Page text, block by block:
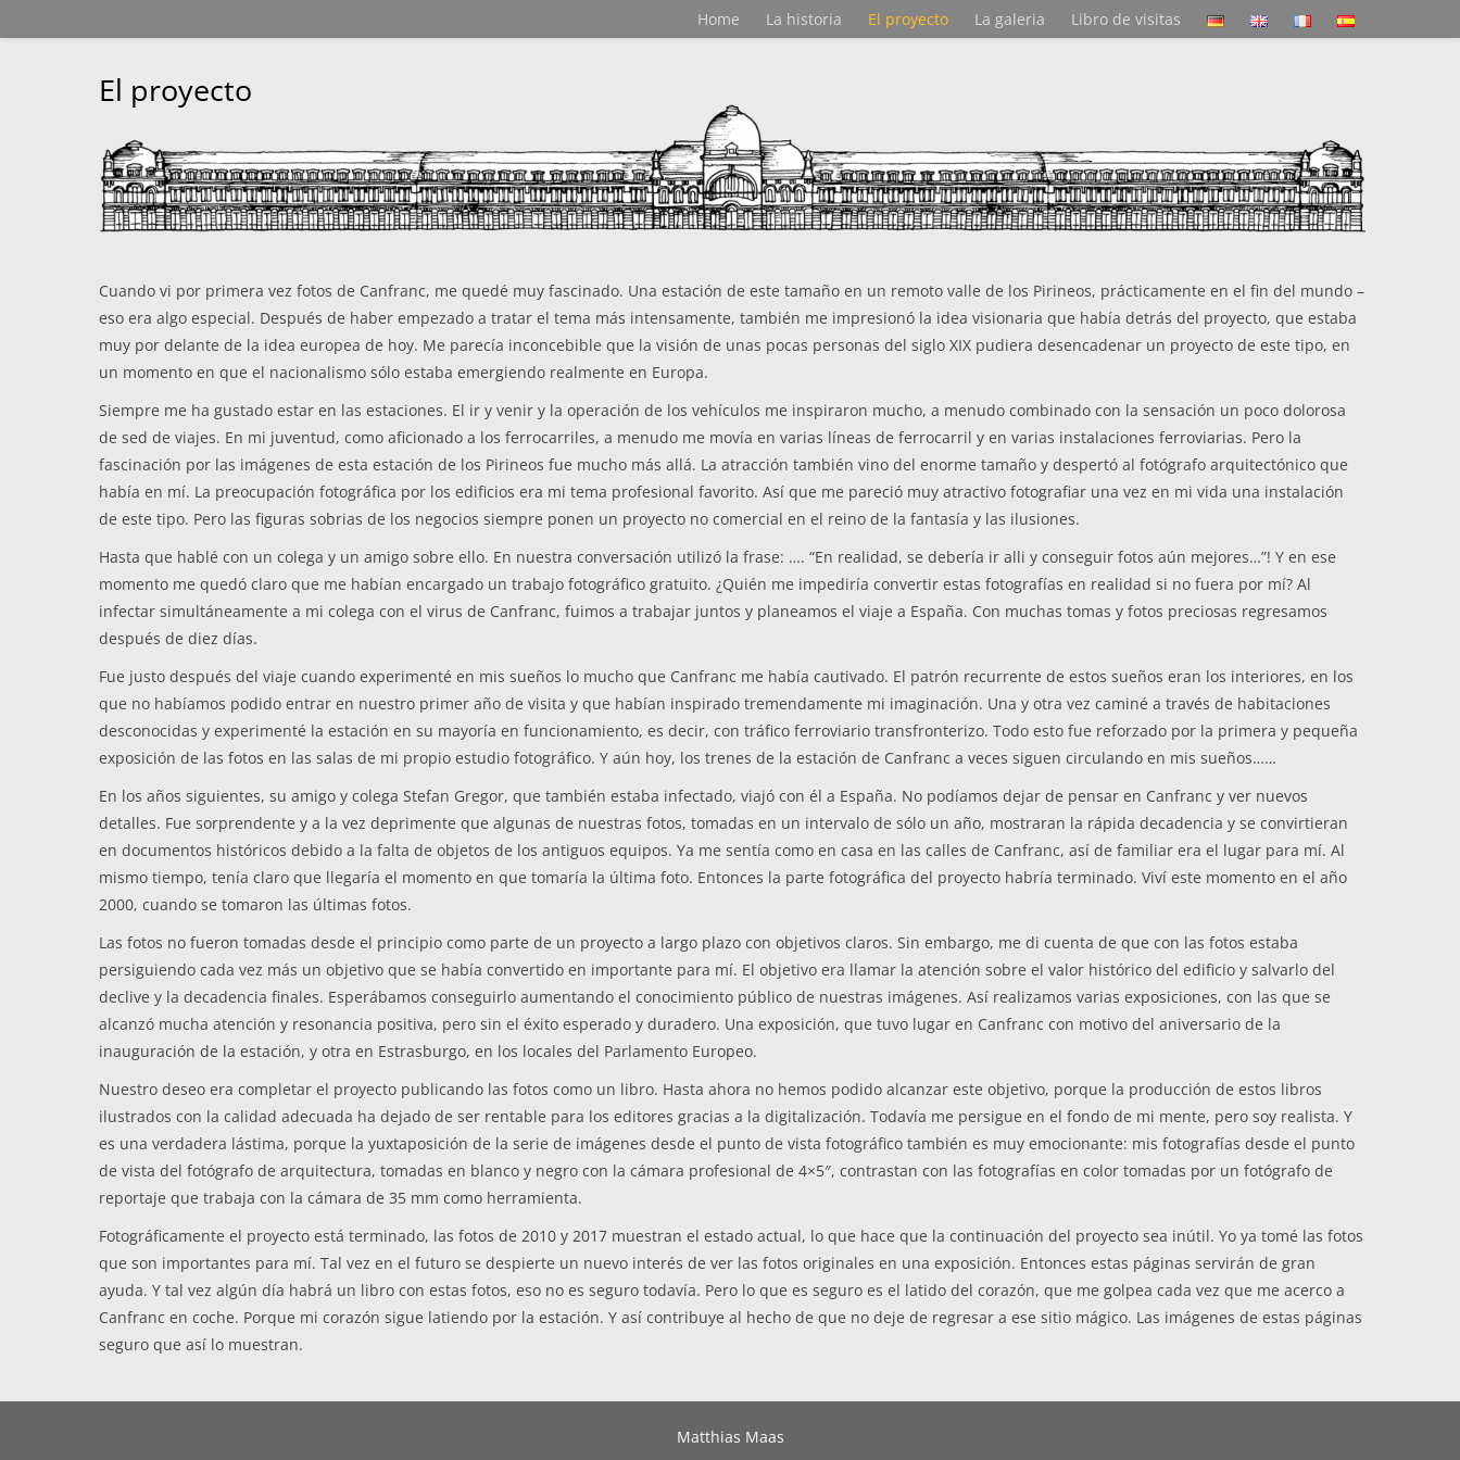
Home La historia El proyecto La galeria Libro de visitas
El proyecto
Cuando vi por primera vez fotos de Canfranc, me quedé muy fascinado. Una estación de este tamaño en un remoto valle de los Pirineos, prácticamente en el fin del mundo –
eso era algo especial. Después de haber empezado a tratar el tema más intensamente, también me impresionó la idea visionaria que había detrás del proyecto, que estaba
muy por delante de la idea europea de hoy. Me parecía inconcebible que la visión de unas pocas personas del siglo XIX pudiera desencadenar un proyecto de este tipo, en
un momento en que el nacionalismo sólo estaba emergiendo realmente en Europa.
Siempre me ha gustado estar en las estaciones. El ir y venir y la operación de los vehículos me inspiraron mucho, a menudo combinado con la sensación un poco dolorosa
de sed de viajes. En mi juventud, como aficionado a los ferrocarriles, a menudo me movía en varias líneas de ferrocarril y en varias instalaciones ferroviarias. Pero la
fascinación por las imágenes de esta estación de los Pirineos fue mucho más allá. La atracción también vino del enorme tamaño y despertó al fotógrafo arquitectónico que
había en mí. La preocupación fotográfica por los edificios era mi tema profesional favorito. Así que me pareció muy atractivo fotografiar una vez en mi vida una instalación
de este tipo. Pero las figuras sobrias de los negocios siempre ponen un proyecto no comercial en el reino de la fantasía y las ilusiones.
Hasta que hablé con un colega y un amigo sobre ello. En nuestra conversación utilizó la frase: …. “En realidad, se debería ir alli y conseguir fotos aún mejores…”! Y en ese
momento me quedó claro que me habían encargado un trabajo fotográfico gratuito. ¿Quién me impediría convertir estas fotografías en realidad si no fuera por mí? Al
infectar simultáneamente a mi colega con el virus de Canfranc, fuimos a trabajar juntos y planeamos el viaje a España. Con muchas tomas y fotos preciosas regresamos
después de diez días.
Fue justo después del viaje cuando experimenté en mis sueños lo mucho que Canfranc me había cautivado. El patrón recurrente de estos sueños eran los interiores, en los
que no habíamos podido entrar en nuestro primer año de visita y que habían inspirado tremendamente mi imaginación. Una y otra vez caminé a través de habitaciones
desconocidas y experimenté la estación en su mayoría en funcionamiento, es decir, con tráfico ferroviario transfronterizo. Todo esto fue reforzado por la primera y pequeña
exposición de las fotos en las salas de mi propio estudio fotográfico. Y aún hoy, los trenes de la estación de Canfranc a veces siguen circulando en mis sueños……
En los años siguientes, su amigo y colega Stefan Gregor, que también estaba infectado, viajó con él a España. No podíamos dejar de pensar en Canfranc y ver nuevos
detalles. Fue sorprendente y a la vez deprimente que algunas de nuestras fotos, tomadas en un intervalo de sólo un año, mostraran la rápida decadencia y se convirtieran
en documentos históricos debido a la falta de objetos de los antiguos equipos. Ya me sentía como en casa en las calles de Canfranc, así de familiar era el lugar para mí. Al
mismo tiempo, tenía claro que llegaría el momento en que tomaría la última foto. Entonces la parte fotográfica del proyecto habría terminado. Viví este momento en el año
2000, cuando se tomaron las últimas fotos.
Las fotos no fueron tomadas desde el principio como parte de un proyecto a largo plazo con objetivos claros. Sin embargo, me di cuenta de que con las fotos estaba
persiguiendo cada vez más un objetivo que se había convertido en importante para mí. El objetivo era llamar la atención sobre el valor histórico del edificio y salvarlo del
declive y la decadencia finales. Esperábamos conseguirlo aumentando el conocimiento público de nuestras imágenes. Así realizamos varias exposiciones, con las que se
alcanzó mucha atención y resonancia positiva, pero sin el éxito esperado y duradero. Una exposición, que tuvo lugar en Canfranc con motivo del aniversario de la
inauguración de la estación, y otra en Estrasburgo, en los locales del Parlamento Europeo.
Nuestro deseo era completar el proyecto publicando las fotos como un libro. Hasta ahora no hemos podido alcanzar este objetivo, porque la producción de estos libros
ilustrados con la calidad adecuada ha dejado de ser rentable para los editores gracias a la digitalización. Todavía me persigue en el fondo de mi mente, pero soy realista. Y
es una verdadera lástima, porque la yuxtaposición de la serie de imágenes desde el punto de vista fotográfico también es muy emocionante: mis fotografías desde el punto
de vista del fotógrafo de arquitectura, tomadas en blanco y negro con la cámara profesional de 4×5″, contrastan con las fotografías en color tomadas por un fotógrafo de
reportaje que trabaja con la cámara de 35 mm como herramienta.
Fotográficamente el proyecto está terminado, las fotos de 2010 y 2017 muestran el estado actual, lo que hace que la continuación del proyecto sea inútil. Yo ya tomé las fotos
que son importantes para mí. Tal vez en el futuro se despierte un nuevo interés de ver las fotos originales en una exposición. Entonces estas páginas servirán de gran
ayuda. Y tal vez algún día habrá un libro con estas fotos, eso no es seguro todavía. Pero lo que es seguro es el latido del corazón, que me golpea cada vez que me acerco a
Canfranc en coche. Porque mi corazón sigue latiendo por la estación. Y así contribuye al hecho de que no deje de regresar a ese sitio mágico. Las imágenes de estas páginas
seguro que así lo muestran.
Matthias Maas